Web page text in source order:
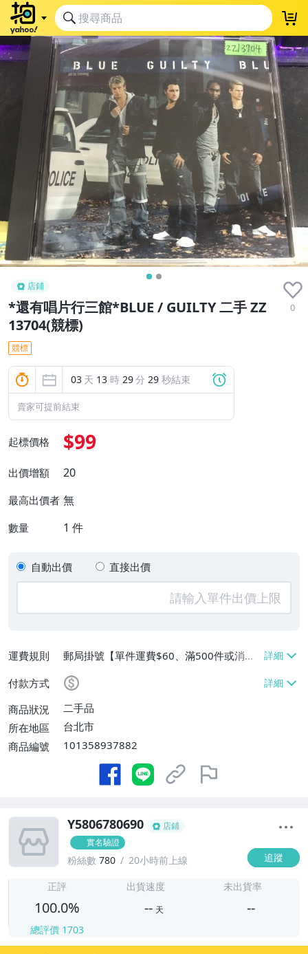
店鋪
*還有唱片行三館*BLUE / GUILTY 二手 ZZ
13704(競標)
0
競標
03 天 13 時 29分 29 秒結束
賣家可提前結束
起標價格 $99
出價增額 20
最高出價者 無
數量 1 件
自動出價 直接出價
運費規則
郵局掛號【單件運費$60、滿500件或消費
滿$20000免運費】
付款方式
商品狀況
二手品
所在地區
台北市
商品編號
101358937882
Y5806780690
店鋪
實名驗證
粉絲數 780 20小時前上線 追蹤
正評
100.0%
總評價 1703
出貨速度
-- 天
未出貨率
--